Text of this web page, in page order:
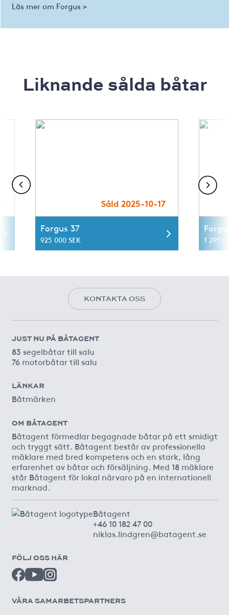
Läs mer om Forgus >
Liknande sålda båtar
Såld 2025-10-17
Forgus 37
925 000 SEK 1 295
KONTAKTA OSS
JUST NU PÅ BÅTAGENT
83 segelbåtar till salu
76 motorbåtar till salu
LÄNKAR
Båtmärken
OM BÅTAGENT
Båtagent förmedlar begagnade båtar på ett smidigt
och tryggt sätt. Båtagent består av professionella
mäklare med bred kompetens och en stark, lång
erfarenhet av båtar och försäljning. Med 18 mäklare
står Båtagent för lokal närvaro på en internationell
marknad.
Båtagent
+46 10 182 47 00
niklas.lindgren@batagent.se
FÖLJ OSS HÄR
VÅRA SAMARBETSPARTNERS